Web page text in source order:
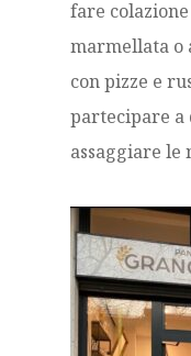
fare
marmellata o
con pizze e
partecipare a
assaggiare le